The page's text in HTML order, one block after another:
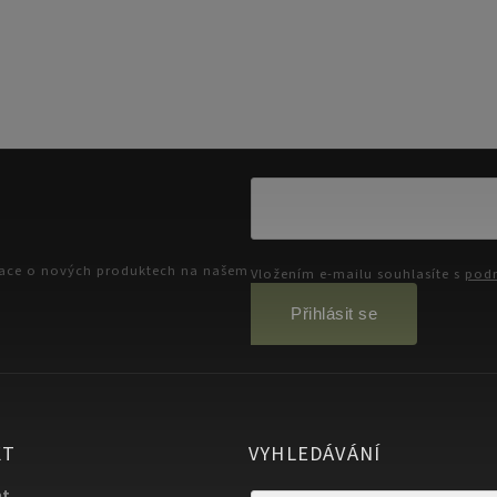
o nových produktech na našem Vložením e-mailu souhlasíte s
Přihlásit se
VYHLEDÁVÁNÍ